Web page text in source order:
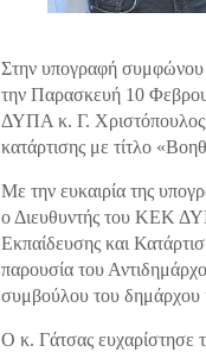
Στην υπογραφή συμφώνου
την Παρασκευή 10
ΔΥΠΑ κ. Γ. Χριστόπουλος,
κατάρτισης με τίτλο
Με την ευκαιρία της
ο Διευθυντής του ΚΕΚ
Εκπαίδευσης και
παρουσία του
συμβούλου του δημάρχου
Ο κ. Γάτσας ευχαρίστησε